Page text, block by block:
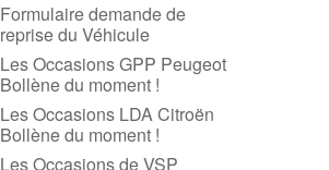
Formulaire demande de
reprise du Véhicule
Les Occasions GPP Peugeot
Bollène du moment !
Les Occasions LDA Citroën
Bollène du moment !
Les Occasions de VSP